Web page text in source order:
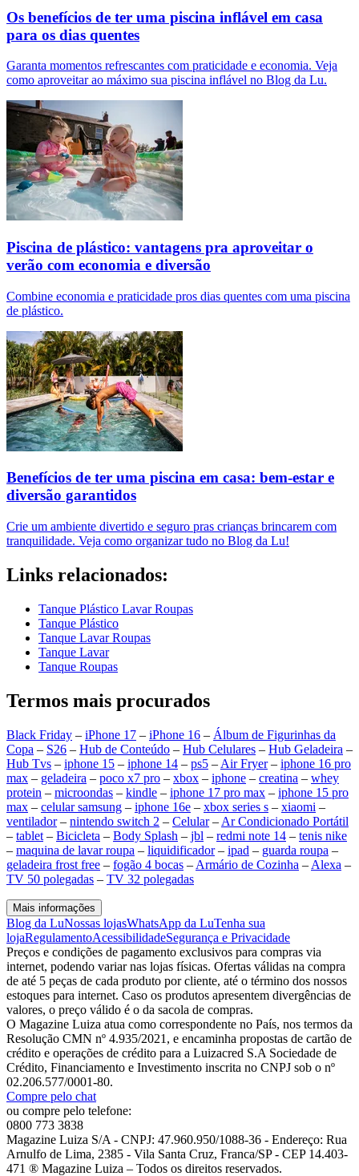
Os benefícios de ter uma piscina inflável em casa
para os dias quentes
Garanta momentos refrescantes com praticidade e economia. Veja
como aproveitar ao máximo sua piscina inflável no Blog da Lu.
Piscina de plástico: vantagens pra aproveitar o
verão com economia e diversão
Combine economia e praticidade pros dias quentes com uma piscina
de plástico.
Benefícios de ter uma piscina em casa: bem-estar e
diversão garantidos
Crie um ambiente divertido e seguro pras crianças brincarem com
tranquilidade. Veja como organizar tudo no Blog da Lu!
Links relacionados:
Tanque Plástico Lavar Roupas
Tanque Plástico
Tanque Lavar Roupas
Tanque Lavar
Tanque Roupas
Termos mais procurados
Black Friday – iPhone 17 – iPhone 16 – Álbum de Figurinhas da
Copa – S26 – Hub de Conteúdo – Hub Celulares – Hub Geladeira –
Hub Tvs – iphone 15 – iphone 14 – ps5 – Air Fryer– iphone 16 pro
max – geladeira – poco x7 pro – xbox – iphone – creatina – whey
protein – microondas – kindle – iphone 17 pro max – iphone 15 pro
max – celular samsung – iphone 16e – xbox series s – xiaomi –
ventilador– nintendo switch 2 – Celular– Ar Condicionado Portátil
– tablet – Bicicleta – Body Splash – jbl – redmi note 14 – tenis nike
– maquina de lavar roupa – liquidificador– ipad – guarda roupa –
geladeira frost free – fogão 4 bocas – Armário de Cozinha – Alexa –
TV 50 polegadas – TV 32 polegadas
Mais informações
Blog da LuNossas lojasWhatsApp da LuTenha sua
lojaRegulamentoAcessibilidadeSegurança e Privacidade
Preços e condições de pagamento exclusivos para compras via
internet, podendo variar nas lojas físicas. Ofertas válidas na compra
de até 5 peças de cada produto por cliente, até o término dos nossos
estoques para internet. Caso os produtos apresentem divergências de
valores, o preço válido é o da sacola de compras.
O Magazine Luiza atua como correspondente no País, nos termos da
Resolução CMN nº 4.935/2021, e encaminha propostas de cartão de
crédito e operações de crédito para a Luizacred S.A Sociedade de
Crédito, Financiamento e Investimento inscrita no CNPJ sob o nº
02.206.577/0001-80.
Compre pelo chat
ou compre pelo telefone:
0800 773 3838
Magazine Luiza S/A - CNPJ: 47.960.950/1088-36 - Endereço: Rua
Arnulfo de Lima, 2385 - Vila Santa Cruz, Franca/SP - CEP 14.403-
471 ® Magazine Luiza – Todos os direitos reservados.